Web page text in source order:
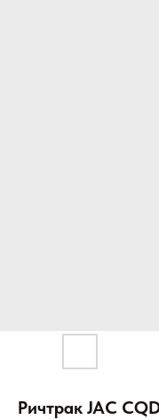
Ричтрак JAC